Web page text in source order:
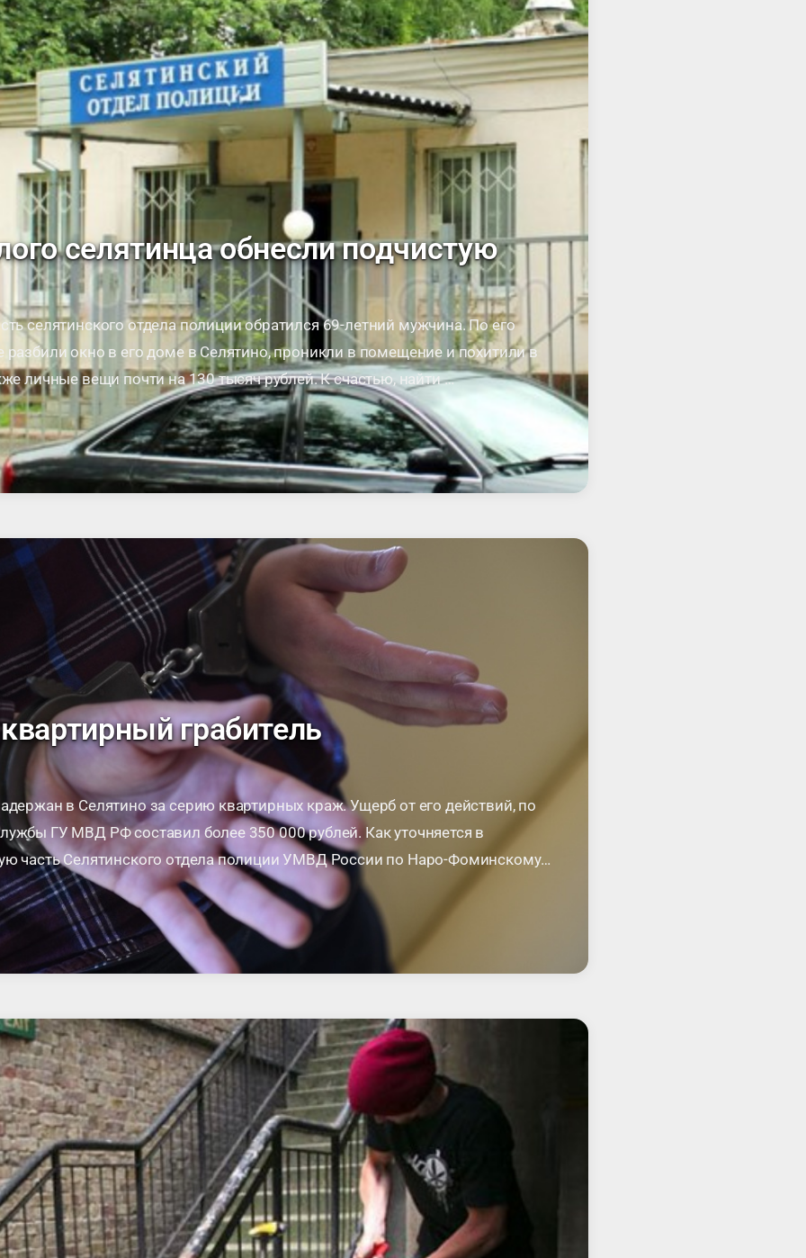
селятинца обнесли подчистую
селятинского отдела полиции обратился 69-летний мужчина. По его
разбили окно в его доме в Селятино, проникли в помещение и похитили в
личные вещи почти на 130 тысяч рублей. К счастью, найти …
грабитель
в Селятино за серию квартирных краж. Ущерб от его действий, по
ГУ МВД РФ составил более 350 000 рублей. Как уточняется в
часть Селятинского отдела полиции УМВД России по Наро-Фоминскому